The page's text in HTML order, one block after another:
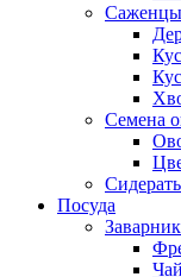
Саженцы
Семена
Посуда